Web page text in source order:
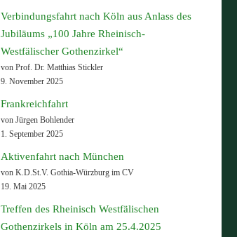
Verbindungsfahrt nach Köln aus Anlass des
Jubiläums „100 Jahre Rheinisch-
Westfälischer Gothenzirkel“
von Prof. Dr. Matthias Stickler
9. November 2025
Frankreichfahrt
von Jürgen Bohlender
1. September 2025
Aktivenfahrt nach München
von K.D.St.V. Gothia-Würzburg im CV
19. Mai 2025
Treffen des Rheinisch Westfälischen
Gothenzirkels in Köln am 25.4.2025